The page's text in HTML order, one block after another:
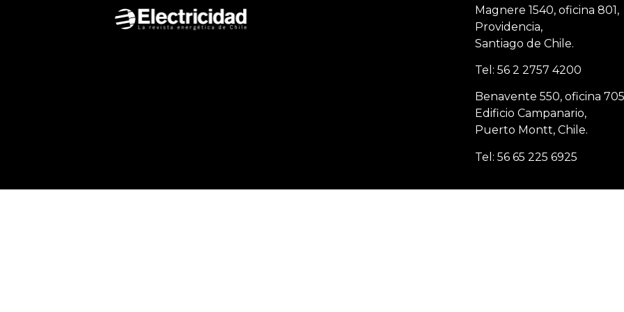
Magnere 1540, oficina 801,
Providencia,
Santiago de Chile.
Tel: 56 2 2757 4200
Benavente 550, oficina
Edificio Campanario,
Puerto Montt, Chile.
Tel: 56 65 225 6925